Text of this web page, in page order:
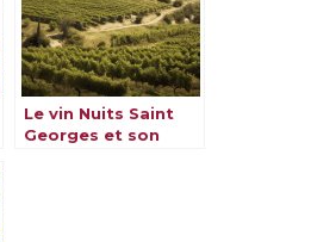
Le vin Nuits Saint
Georges et son